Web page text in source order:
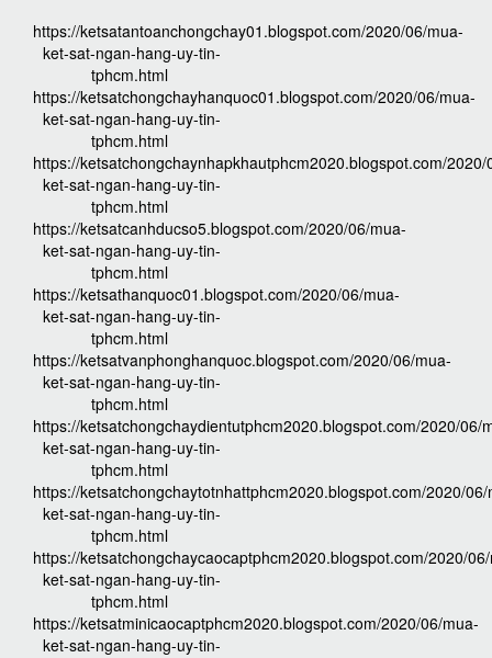
https://ketsatantoanchongchay01.blogspot.com/2020/06/mua-
ket-sat-ngan-hang-uy-tin-
tphcm.html
https://ketsatchongchayhanquoc01.blogspot.com/2020/06/mua-
ket-sat-ngan-hang-uy-tin-
tphcm.html
https://ketsatchongchaynhapkhautphcm2020.blogspot.com/2020/
ket-sat-ngan-hang-uy-tin-
tphcm.html
https://ketsatcanhducso5.blogspot.com/2020/06/mua-
ket-sat-ngan-hang-uy-tin-
tphcm.html
https://ketsathanquoc01.blogspot.com/2020/06/mua-
ket-sat-ngan-hang-uy-tin-
tphcm.html
https://ketsatvanphonghanquoc.blogspot.com/2020/06/mua-
ket-sat-ngan-hang-uy-tin-
tphcm.html
https://ketsatchongchaydientutphcm2020.blogspot.com/2020/06/
ket-sat-ngan-hang-uy-tin-
tphcm.html
https://ketsatchongchaytotnhattphcm2020.blogspot.com/2020/
ket-sat-ngan-hang-uy-tin-
tphcm.html
https://ketsatchongchaycaocaptphcm2020.blogspot.com/2020/
ket-sat-ngan-hang-uy-tin-
tphcm.html
https://ketsatminicaocaptphcm2020.blogspot.com/2020/06/mua-
ket-sat-ngan-hang-uy-tin-